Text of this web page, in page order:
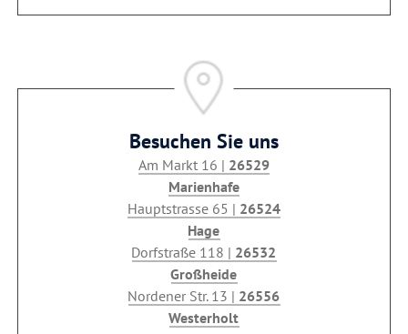
Besuchen Sie uns
Am Markt 16 | 26529
Marienhafe
Hauptstrasse 65 | 26524
Hage
Dorfstraße 118 | 26532
Großheide
Nordener Str. 13 | 26556
Westerholt